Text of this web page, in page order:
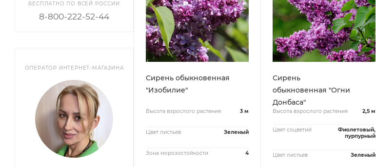
Сирень обыкновенная
"Изобилие"
Высота взрослого растения 3 м
Цвет листьев Зеленый
Зона морозостойкости 4
Сирень
обыкновенная "Огни
Донбаса"
Высота взрослого растения 2,5 м
Цвет соцветий
Фиолетовый,
пурпурный
Цвет листьев Зеленый
БЕСПЛАТНО ПО ВСЕЙ РОССИИ
8-800-222-52-44
ОПЕРАТОР ИНТЕРНЕТ-МАГАЗИНА